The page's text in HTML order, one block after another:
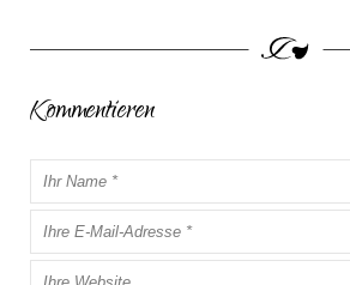
Kommentieren